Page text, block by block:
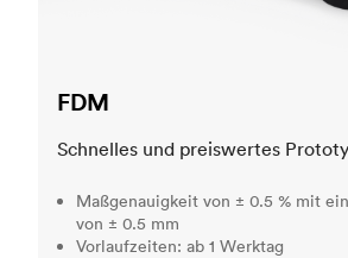
FDM
Schnelles und preiswertes
Maßgenauigkeit von ± 0.5 % mit
von ± 0.5 mm
Vorlaufzeiten: ab 1 Werktag